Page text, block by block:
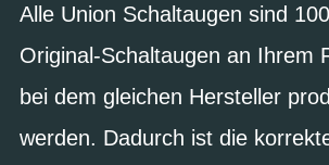
Alle Union Schaltaugen sind
Original-Schaltaugen an Ihrem
bei dem gleichen Hersteller
werden. Dadurch ist die